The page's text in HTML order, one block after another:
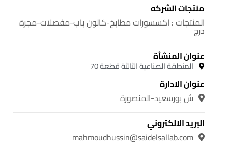
منتجات الشركه
المنتجات : اكسسورات مطابخ-كالون باب-مفصلات-مجرة
درج
عنوان المنشأة
المنطقة الصناعية الثالثة قطعة 70
عنوان الادارة
ش بورسعيد-المنصورة
البريد الالكتروني
mahmoudhussin@saidelsallab.com